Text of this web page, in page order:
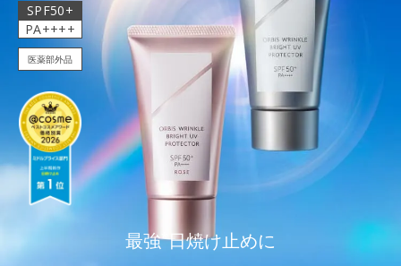
SPF50+
PA++++
医薬部外品
最強*日焼け止めに